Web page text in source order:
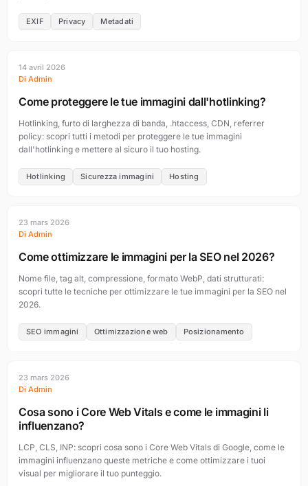
EXIF Privacy Metadati
14 avril 2026
Di Admin
Come proteggere le tue immagini dall'hotlinking?
Hotlinking, furto di larghezza di banda, .htaccess, CDN, referrer
policy: scopri tutti i metodi per proteggere le tue immagini
dall'hotlinking e mettere al sicuro il tuo hosting.
Hotlinking Sicurezza immagini Hosting
23 mars 2026
Di Admin
Come ottimizzare le immagini per la SEO nel 2026?
Nome file, tag alt, compressione, formato WebP, dati strutturati:
scopri tutte le tecniche per ottimizzare le tue immagini per la SEO nel
2026.
SEO immagini Ottimizzazione web Posizionamento
23 mars 2026
Di Admin
Cosa sono i Core Web Vitals e come le immagini li
influenzano?
LCP, CLS, INP: scopri cosa sono i Core Web Vitals di Google, come le
immagini influenzano queste metriche e come ottimizzare i tuoi
visual per migliorare il tuo punteggio.